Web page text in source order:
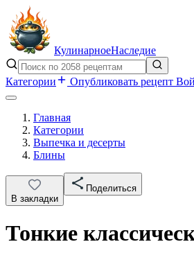
КулинарноеНаследие
Категории Опубликовать рецепт
Главная
Категории
Выпечка и десерты
Блины
В закладки
Поделиться
Тонкие